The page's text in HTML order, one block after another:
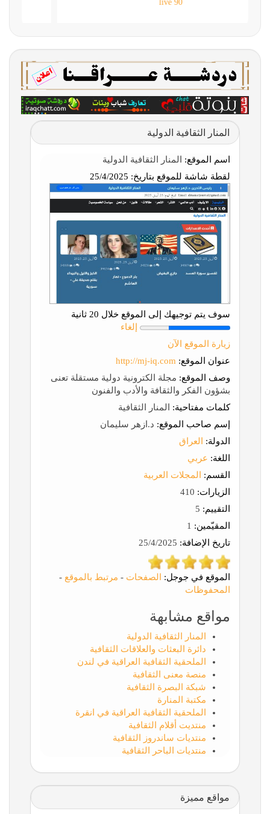
المنار الثقافية الدولية
اسم الموقع: المنار الثقافية الدولية
لقطة شاشة للموقع بتاريخ:
سوف يتم توجيهك إلى الموقع خلال 20 ثانية
إلغاء
زيارة الموقع الآن
عنوان الموقع: http://mj-iq.com
وصف الموقع: مجلة الكترونية دولية مستقلة تعنى
بشؤون الفكر والثقافة والأدب والفنون
كلمات مفتاحية: المنار الثقافية
إسم صاحب الموقع: د.ازهر سليمان
الدولة:
العراق
اللغة: عربي
القسم:
المجلات العربية
الزيارات:
التقييم:
المقيّمين:
تاريخ الإضافة:
الموقع في جوجل: الصفحات - مرتبط بالموقع -
المحفوظات
مواقع مشابهة
المنار الثقافية الدولية
دائرة البعثات والعلاقات الثقافية
الملحقية الثقافية العراقية في لندن
منصة معنى الثقافية
شبكة البصرة الثقافية
مكتبة المنارة
الملحقية الثقافية العراقية في انقرة
منتديت أقلام الثقافية
منتديات ساندروز الثقافية
منتديات الباحر الثقافية
مواقع مميزة